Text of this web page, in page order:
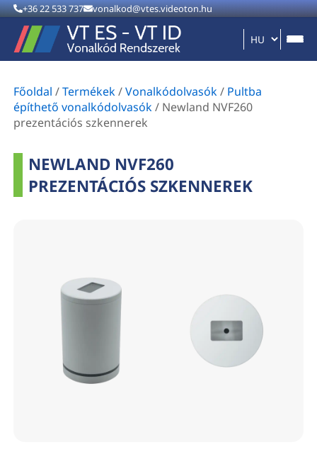
+36 22 533 737 vonalkod@vtes.videoton.hu
Főoldal /Termékek/Vonalkódolvasók/ Pultba
építhető vonalkódolvasók/ Newland NVF260
prezentációs szkennerek
NEWLAND NVF260
PREZENTÁCIÓS SZKENNEREK